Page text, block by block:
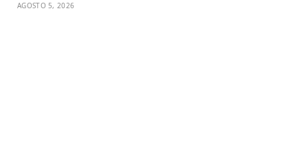
AGOSTO 5, 2026